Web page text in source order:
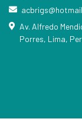
Av. Alfredo
Porres, Lima,